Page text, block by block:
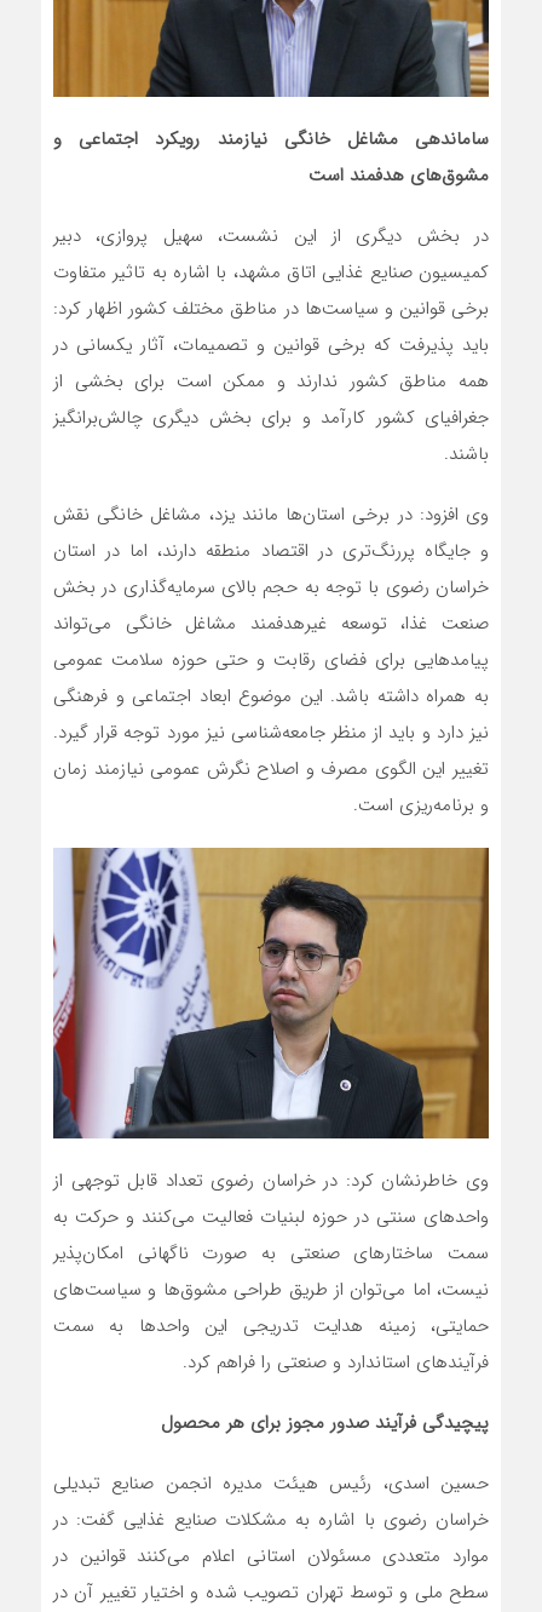
ساماندهی مشاغل خانگی نیازمند رویکرد اجتماعی و
مشوق‌های هدفمند است
در بخش دیگری از این نشست، سهیل پروازی، دبیر
کمیسیون صنایع غذایی اتاق مشهد، با اشاره به تاثیر متفاوت
برخی قوانین و سیاست‌ها در مناطق مختلف کشور اظهار کرد:
باید پذیرفت که برخی قوانین و تصمیمات، آثار یکسانی در
همه مناطق کشور ندارند و ممکن است برای بخشی از
جغرافیای کشور کارآمد و برای بخش دیگری چالش‌برانگیز
باشند.
وی افزود: در برخی استان‌ها مانند یزد، مشاغل خانگی نقش
و جایگاه پررنگ‌تری در اقتصاد منطقه دارند، اما در استان
خراسان رضوی با توجه به حجم بالای سرمایه‌گذاری در بخش
صنعت غذا، توسعه غیرهدفمند مشاغل خانگی می‌تواند
پیامدهایی برای فضای رقابت و حتی حوزه سلامت عمومی
به همراه داشته باشد. این موضوع ابعاد اجتماعی و فرهنگی
نیز دارد و باید از منظر جامعه‌شناسی نیز مورد توجه قرار گیرد.
تغییر این الگوی مصرف و اصلاح نگرش عمومی نیازمند زمان
و برنامه‌ریزی است.
وی خاطرنشان کرد: در خراسان رضوی تعداد قابل توجهی از
واحدهای سنتی در حوزه لبنیات فعالیت می‌کنند و حرکت به
سمت ساختارهای صنعتی به صورت ناگهانی امکان‌پذیر
نیست، اما می‌توان از طریق طراحی مشوق‌ها و سیاست‌های
حمایتی، زمینه هدایت تدریجی این واحدها به سمت
فرآیندهای استاندارد و صنعتی را فراهم کرد.
پیچیدگی فرآیند صدور مجوز برای هر محصول
حسین اسدی، رئیس هیئت مدیره انجمن صنایع تبدیلی
خراسان رضوی با اشاره به مشکلات صنایع غذایی گفت: در
موارد متعددی مسئولان استانی اعلام می‌کنند قوانین در
سطح ملی و توسط تهران تصویب شده و اختیار تغییر آن در